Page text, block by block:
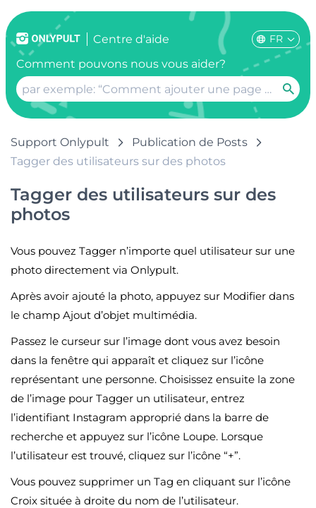
Centre d'aide FR
Comment pouvons nous vous aider?
Support Onlypult
Publication de Posts
Tagger des utilisateurs sur des photos
Tagger des utilisateurs sur des
photos
Vous pouvez Tagger n’importe quel utilisateur sur une
photo directement via Onlypult.
Après avoir ajouté la photo, appuyez sur Modifier dans
le champ Ajout d’objet multimédia.
Passez le curseur sur l’image dont vous avez besoin
dans la fenêtre qui apparaît et cliquez sur l’icône
représentant une personne. Choisissez ensuite la zone
de l’image pour Tagger un utilisateur, entrez
l’identifiant Instagram approprié dans la barre de
recherche et appuyez sur l’icône Loupe. Lorsque
l’utilisateur est trouvé, cliquez sur l’icône “+”.
Vous pouvez supprimer un Tag en cliquant sur l’icône
Croix située à droite du nom de l’utilisateur.